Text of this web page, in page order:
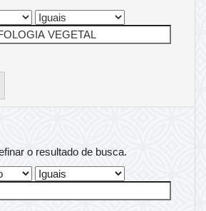
o resultado de busca.